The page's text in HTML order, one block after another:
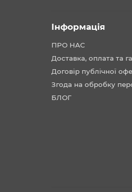
Інформація
ПРО НАС
Доставка, оплата та
Договір публічної
Згода на обробку
БЛОГ